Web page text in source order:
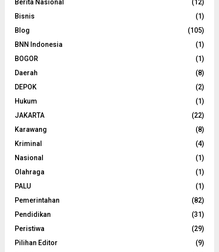
Berita Nasional
(12)
Bisnis
(1)
Blog
(105)
BNN Indonesia
(1)
BOGOR
(1)
Daerah
(8)
DEPOK
(2)
Hukum
(1)
JAKARTA
(22)
Karawang
(8)
Kriminal
(4)
Nasional
(1)
Olahraga
(1)
PALU
(1)
Pemerintahan
(82)
Pendidikan
(31)
Peristiwa
(29)
Pilihan Editor
(9)